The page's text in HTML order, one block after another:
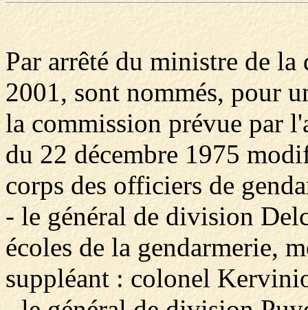
Par arrêté du ministre de la
2001, sont nommés, pour
la commission prévue par
du 22 décembre 1975
corps des officiers de
- le général de division
écoles de la gendarmerie,
suppléant : colonel